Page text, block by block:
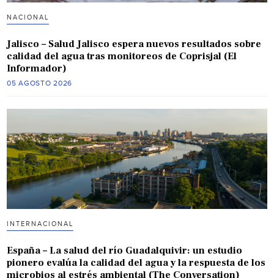
NACIONAL
Jalisco – Salud Jalisco espera nuevos resultados sobre
calidad del agua tras monitoreos de Coprisjal (El
Informador)
05 AGOSTO 2026
INTERNACIONAL
España – La salud del río Guadalquivir: un estudio
pionero evalúa la calidad del agua y la respuesta de los
microbios al estrés ambiental (The Conversation)